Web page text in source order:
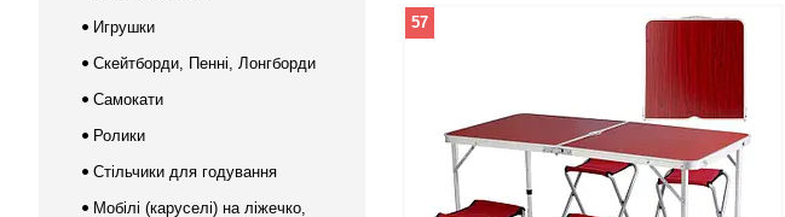
57
Игрушки
Скейтборди, Пенні, Лонгборди
Самокати
Ролики
Стільчики для годування
Мобілі (каруселі) на ліжечко,